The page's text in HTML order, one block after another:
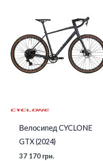
Велосипед CYCLONE
GTX (2024)
37 170 грн.